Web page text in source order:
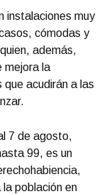
instalaciones muy
cómodas y
además,
mejora la
que acudirán a las
7 de agosto,
99, es un
población en